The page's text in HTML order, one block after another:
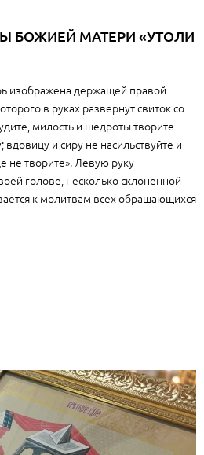
БОЖИЕЙ МАТЕРИ «УТОЛИ
изображена держащей правой
в руках развернут свиток со
милость и щедроты творите
и сиру не насильствуйте и
не творите». Левую руку
голове, несколько склоненной
к молитвам всех обращающихся